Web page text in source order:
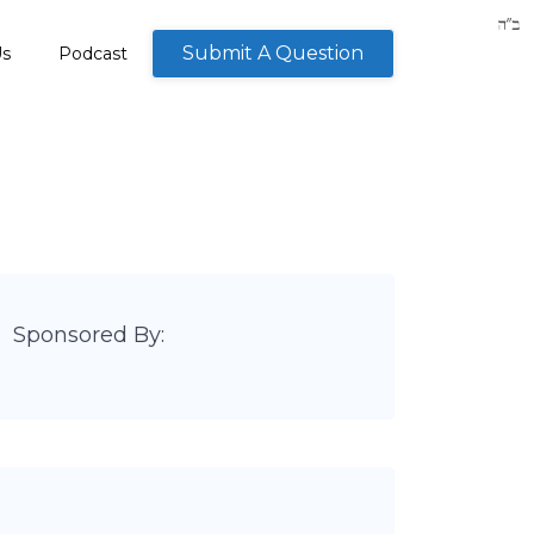
Podcast Submit A Question
Sponsored By: